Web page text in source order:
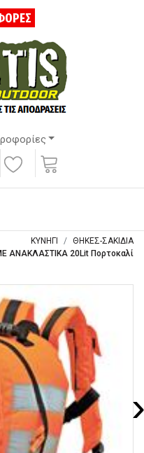
ΚΥΝΗΓΙ
ΘΗΚΕΣ-ΣΑΚΙΔΙΑ
ΑΝΑΚΛΑΣΤΙΚΑ 20Lit Πορτοκαλί